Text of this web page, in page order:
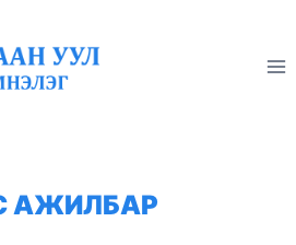
АЖИЛБАР